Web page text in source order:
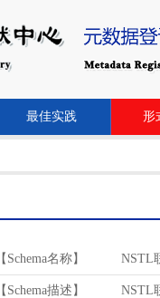
最佳实践 形
【Schema名称】 NSTL
【Schema描述】
NSTL